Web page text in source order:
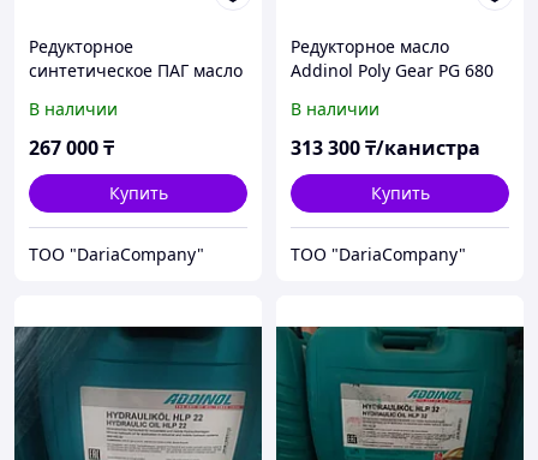
Редукторное
синтетическое ПАГ масло
В наличии
267 000₸
Купить
TOO "DariaCompany"
Редукторное масло
Addinol Poly Gear PG 680
В наличии
313 300₸/канистра
Купить
TOO "DariaCompany"